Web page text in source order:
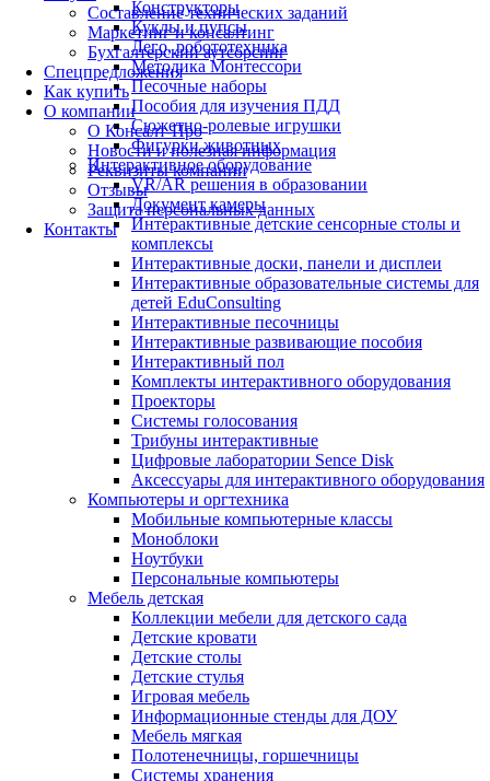
Составление технических заданий
Маркетинг и консалтинг
Бухгалтерский аутсорсинг
Спецпредложения
Как купить
О компании
О Консалт-Про
Новости и полезная информация
Реквизиты компании
Отзывы
Защита персональных данных
Контакты
Конструкторы
Куклы и пупсы
Лего, робототехника
Методика Монтессори
Песочные наборы
Пособия для изучения ПДД
Сюжетно-ролевые игрушки
Фигурки животных
Интерактивное оборудование
VR/AR решения в образовании
Документ камеры
Интерактивные детские сенсорные столы и
комплексы
Интерактивные доски, панели и дисплеи
Интерактивные образовательные системы для
детей EduConsulting
Интерактивные песочницы
Интерактивные развивающие пособия
Интерактивный пол
Комплекты интерактивного оборудования
Проекторы
Системы голосования
Трибуны интерактивные
Цифровые лаборатории Sence Disk
Аксессуары для интерактивного оборудования
Компьютеры и оргтехника
Мобильные компьютерные классы
Моноблоки
Ноутбуки
Персональные компьютеры
Мебель детская
Коллекции мебели для детского сада
Детские кровати
Детские столы
Детские стулья
Игровая мебель
Информационные стенды для ДОУ
Мебель мягкая
Полотенечницы, горшечницы
Системы хранения